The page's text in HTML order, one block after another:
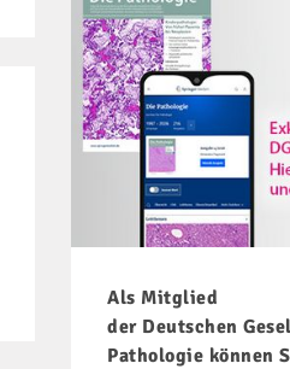
Als Mitglied
der Deutschen
Pathologie können